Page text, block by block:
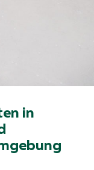
in